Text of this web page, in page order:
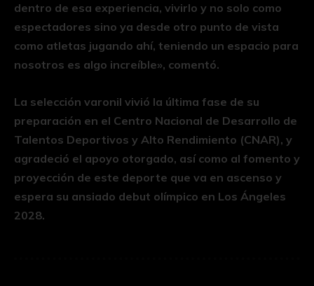
dentro de esa experiencia, vivirlo y no solo como
espectadores sino ya desde otro punto de vista
como atletas jugando ahí, teniendo un espacio para
nosotros es algo increíble», comentó.
La selección varonil vivió la última fase de su
preparación en el Centro Nacional de Desarrollo de
Talentos Deportivos y Alto Rendimiento (CNAR), y
agradeció el apoyo otorgado, así como al fomento y
proyección de este deporte que va en ascenso y
espera su ansiado debut olímpico en Los Ángeles
2028.